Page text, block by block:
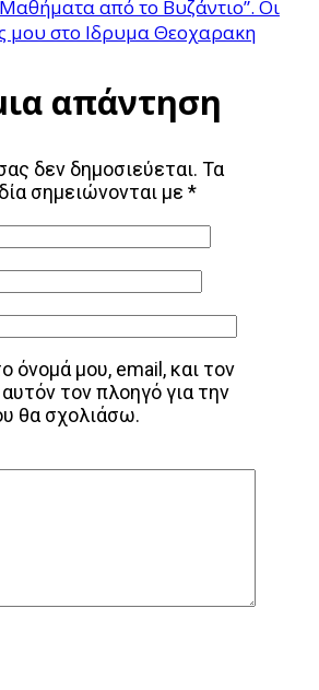
από το Βυζάντιο”. Οι
μου στο Ιδρυμα Θεοχαρακη
απάντηση
δεν δημοσιεύεται. Τα
σημειώνονται με *
όνομά μου, email, και τον
τον πλοηγό για την
θα σχολιάσω.